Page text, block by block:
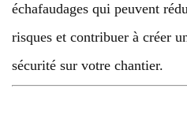
échafaudages qui peuvent
risques et contribuer à créer
sécurité sur votre chantier.